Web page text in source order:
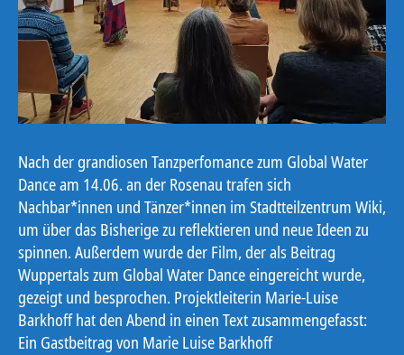
Nach der grandiosen Tanzperfomance zum Global Water
Dance am 14.06. an der Rosenau trafen sich
Nachbar*innen und Tänzer*innen im Stadtteilzentrum Wiki,
um über das Bisherige zu reflektieren und neue Ideen zu
spinnen. Außerdem wurde der Film, der als Beitrag
Wuppertals zum Global Water Dance eingereicht wurde,
gezeigt und besprochen. Projektleiterin Marie-Luise
Barkhoff hat den Abend in einen Text zusammengefasst:
Ein Gastbeitrag von Marie Luise Barkhoff